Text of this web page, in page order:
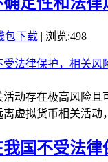
包下载 | 浏览:498
动存在极高风险
虚拟货币相关活
国不受法